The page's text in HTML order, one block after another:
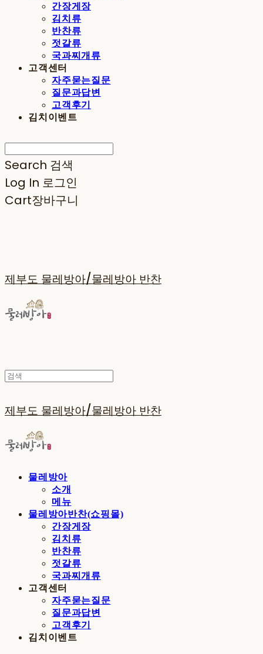
간장게장
김치류
반찬류
젓갈류
국과찌개류
고객센터
자주묻는질문
질문과답변
고객후기
김치이벤트
Search 검색
Log In 로그인
Cart장바구니
제부도 물레방아/물레방아 반찬
제부도 물레방아/물레방아 반찬
물레방아
소개
메뉴
물레방아반찬(쇼핑몰)
간장게장
김치류
반찬류
젓갈류
국과찌개류
고객센터
자주묻는질문
질문과답변
고객후기
김치이벤트